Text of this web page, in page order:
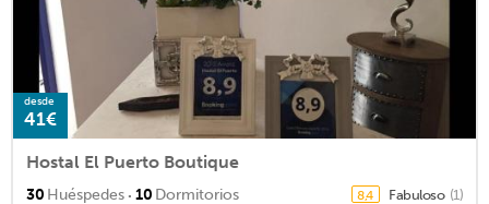
desde
41€
Hostal El Puerto Boutique
30 Huéspedes · 10 Dormitorios 8,4 Fabuloso (1)